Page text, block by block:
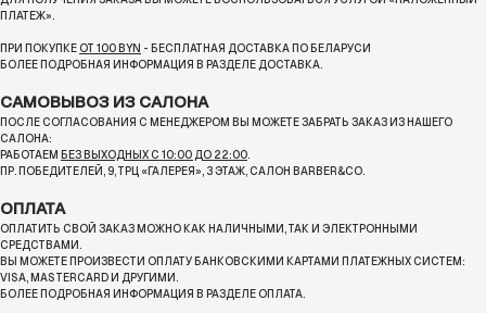
ПЛАТЕЖ».
ПРИ ПОКУПКЕ ОТ 100 BYN - БЕСПЛАТНАЯ ДОСТАВКА ПО БЕЛАРУСИ
БОЛЕЕ ПОДРОБНАЯ ИНФОРМАЦИЯ В РАЗДЕЛЕ ДОСТАВКА.
САМОВЫВОЗ ИЗ САЛОНА
ПОСЛЕ СОГЛАСОВАНИЯ С МЕНЕДЖЕРОМ ВЫ МОЖЕТЕ ЗАБРАТЬ ЗАКАЗ ИЗ НАШЕГО
САЛОНА:
РАБОТАЕМ БЕЗ ВЫХОДНЫХ С 10:00 ДО 22:00.
ПР. ПОБЕДИТЕЛЕЙ, 9, ТРЦ «ГАЛЕРЕЯ», 3 ЭТАЖ, САЛОН BARBER&CO.
ОПЛАТА
ОПЛАТИТЬ СВОЙ ЗАКАЗ МОЖНО КАК НАЛИЧНЫМИ, ТАК И ЭЛЕКТРОННЫМИ
СРЕДСТВАМИ.
ВЫ МОЖЕТЕ ПРОИЗВЕСТИ ОПЛАТУ БАНКОВСКИМИ КАРТАМИ ПЛАТЕЖНЫХ СИСТЕМ:
VISA, MASTERCARD И ДРУГИМИ.
БОЛЕЕ ПОДРОБНАЯ ИНФОРМАЦИЯ В РАЗДЕЛЕ ОПЛАТА.